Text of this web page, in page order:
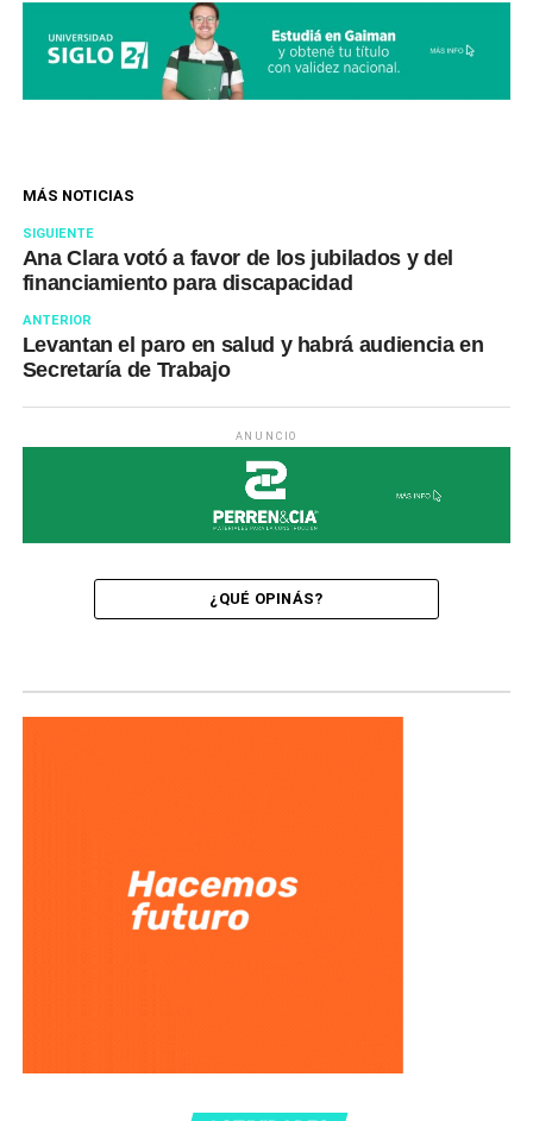
MÁS NOTICIAS
SIGUIENTE
Ana Clara votó a favor de los jubilados y del
financiamiento para discapacidad
ANTERIOR
Levantan el paro en salud y habrá audiencia en
Secretaría de Trabajo
ANUNCIO
¿QUÉ OPINÁS?